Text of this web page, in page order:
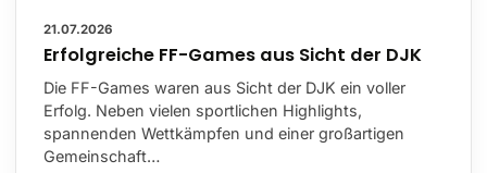
21.07.2026
Erfolgreiche FF-Games aus Sicht der DJK
Die FF-Games waren aus Sicht der DJK ein voller
Erfolg. Neben vielen sportlichen Highlights,
spannenden Wettkämpfen und einer großartigen
Gemeinschaft…